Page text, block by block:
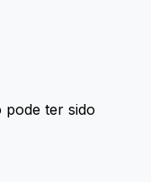
pode ter sido